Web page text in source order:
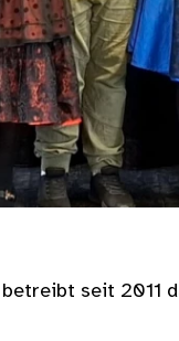
seit 2011